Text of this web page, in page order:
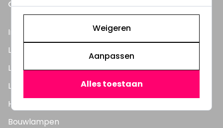
ONZE PRODUCTEN
Inbouwspots
LED Lampen
LED TL Buizen
LED Panelen
Highbay's / Ufo's
Bouwlampen
Weigeren
Aanpassen
Alles toestaan